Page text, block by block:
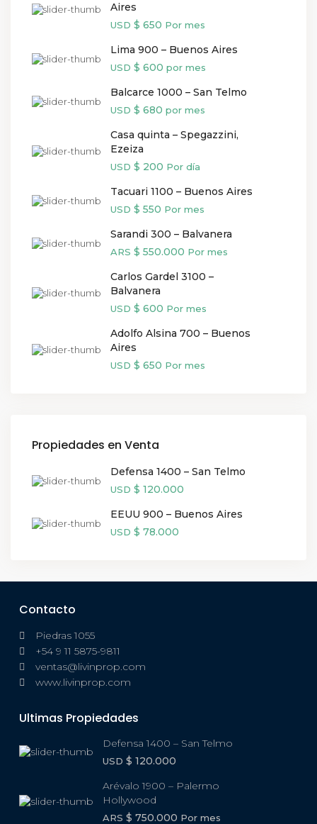
Aires
USD $ 650 Por mes
Lima 900 – Buenos Aires
USD $ 600 por mes
Balcarce 1000 – San Telmo
USD $ 680 por mes
Casa quinta – Spegazzini,
Ezeiza
USD $ 200 Por día
Tacuari 1100 – Buenos Aires
USD $ 550 Por mes
Sarandi 300 – Balvanera
ARS $ 550.000 Por mes
Carlos Gardel 3100 –
Balvanera
USD $ 600 Por mes
Adolfo Alsina 700 – Buenos
Aires
USD $ 650 Por mes
Propiedades en Venta
Defensa 1400 – San Telmo
USD $ 120.000
EEUU 900 – Buenos Aires
USD $ 78.000
Contacto
Piedras 1055
+54 9 11 5875-9811
ventas@livinprop.com
www.livinprop.com
Ultimas Propiedades
Defensa 1400 – San Telmo
USD $ 120.000
Arévalo 1900 – Palermo
Hollywood
ARS $ 750.000 Por mes